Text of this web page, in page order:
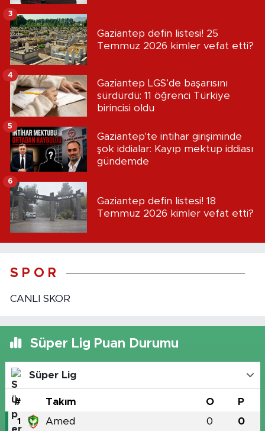
Gaziantep defin listesi! 25
Temmuz 2026 kimler vefat etti?
3
Gaziantep LGS’de başarısını
sürdürdü: 11 öğrenci Türkiye
birincisi oldu
4
Gaziantep'te intihar girişiminde
şok iddialar: Kayıp mektup iddiası
gündemde
5
Gaziantep defin listesi! 18
Temmuz 2026 kimler vefat etti?
6
S P O R
CANLI SKOR
Süper Lig Puan Durumu
Süper Lig
# Takım O P
1 Amed 0 0